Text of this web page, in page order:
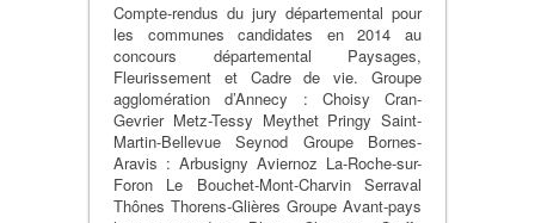
Compte-rendus du jury départemental pour
les communes candidates en 2014 au
concours départemental Paysages,
Fleurissement et Cadre de vie. Groupe
agglomération d’Annecy : Choisy Cran-
Gevrier Metz-Tessy Meythet Pringy Saint-
Martin-Bellevue Seynod Groupe Bornes-
Aravis : Arbusigny Aviernoz La-Roche-sur-
Foron Le Bouchet-Mont-Charvin Serraval
Thônes Thorens-Glières Groupe Avant-pays